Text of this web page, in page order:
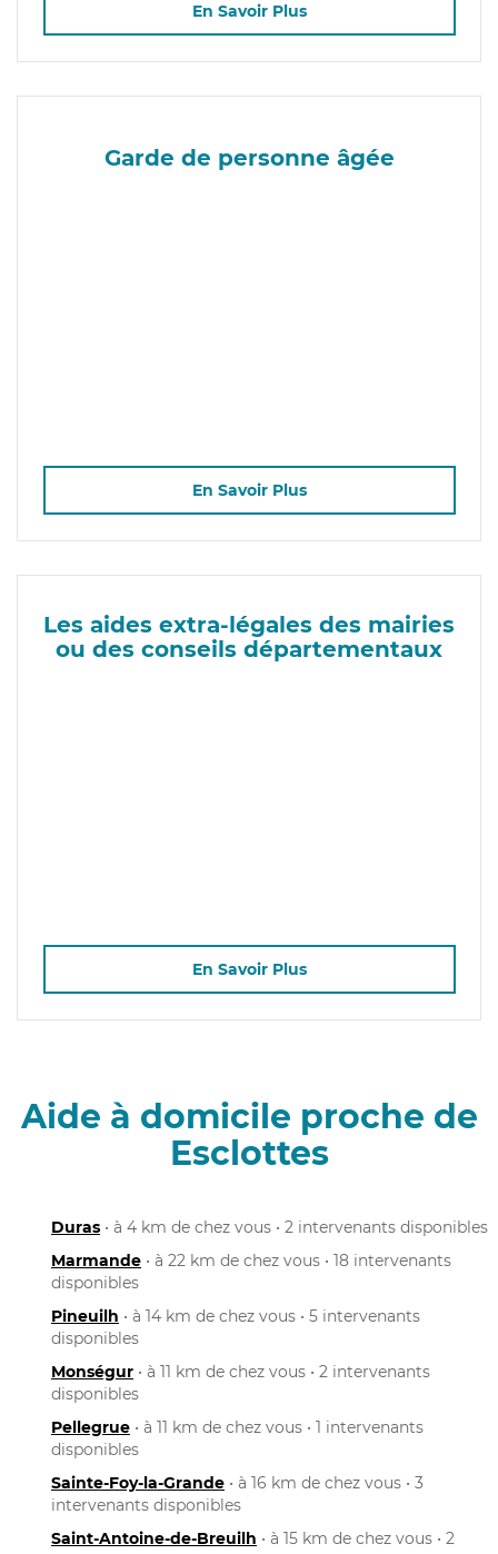
En Savoir Plus
Garde de personne âgée
En Savoir Plus
Les aides extra-légales des mairies
ou des conseils départementaux
En Savoir Plus
Aide à domicile proche de
Esclottes
Duras • à 4 km de chez vous • 2 intervenants disponibles
Marmande • à 22 km de chez vous • 18 intervenants
disponibles
Pineuilh • à 14 km de chez vous • 5 intervenants
disponibles
Monségur • à 11 km de chez vous • 2 intervenants
disponibles
Pellegrue • à 11 km de chez vous • 1 intervenants
disponibles
Sainte-Foy-la-Grande • à 16 km de chez vous • 3
intervenants disponibles
Saint-Antoine-de-Breuilh • à 15 km de chez vous • 2